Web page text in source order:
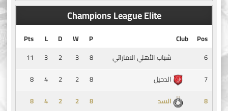
Champions League Elite
Pos
Club
P
W
D
L
Pts
6
شباب الأهلي الاماراتي 8
3
2
3
11
7
الدحيل 8
2
2
4
8
8
السد 8
2
2
4
8